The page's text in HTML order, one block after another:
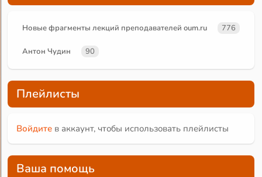
Новые фрагменты лекций преподавателей oum.ru 776
Антон Чудин 90
Плейлисты
Войдите в аккаунт, чтобы использовать плейлисты
Ваша помощь